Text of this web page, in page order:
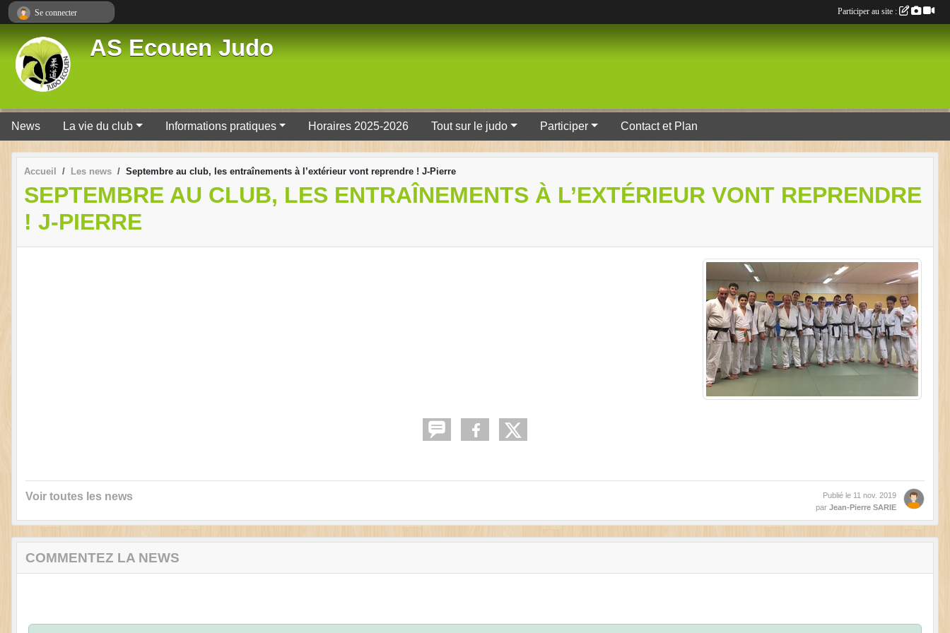
AS Ecouen Judo
News La vie du club Informations pratiques Horaires 2025-2026 Tout sur le judo Participer Contact et Plan
Accueil Les news Septembre au club, les entraînements à l’extérieur vont reprendre ! J-Pierre
SEPTEMBRE AU CLUB, LES ENTRAÎNEMENTS À L’EXTÉRIEUR VONT REPRENDRE
! J-PIERRE
Voir toutes les news Publié le 11 nov. 2019
par Jean-Pierre SARIE
COMMENTEZ LA NEWS
Se connecter Participer au site :
Panneau de gestion des cookies